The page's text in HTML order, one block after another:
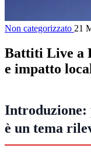
Non categorizzato 21
Battiti Live a
e impatto
Introduzione:
è un tema